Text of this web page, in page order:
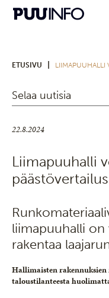
ETUSIVU LIIMAPUUHALLI
Selaa uutisia
22.8.2024
Liimapuuhalli
liimapuuhalli on
rakentaa
Hallimaisten rakennuksien
taloustilanteesta